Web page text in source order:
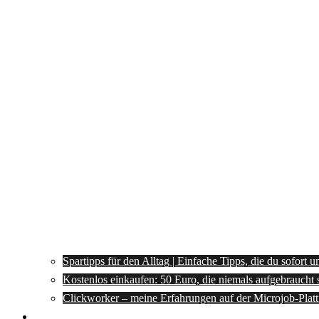
Spartipps für den Alltag | Einfache Tipps, die du sofort
Kostenlos einkaufen: 50 Euro, die niemals aufgebraucht
Clickworker – meine Erfahrungen auf der Microjob-